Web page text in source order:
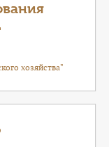
хозяйства"